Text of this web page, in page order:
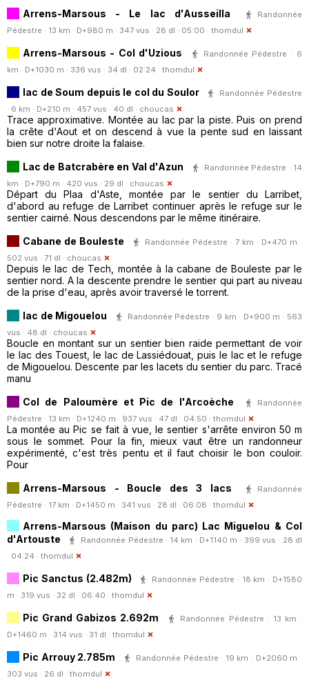
Arrens-Marsous - Le lac d'Ausseilla
Randonnée
Pédestre · 13 km · D+980 m · 347 vus · 28 dl · 05:00 · thomdul
Arrens-Marsous - Col d'Uzious
Randonnée Pédestre · 6
km · D+1030 m · 336 vus · 34 dl · 02:24 · thomdul
lac de Soum depuis le col du Soulor
Randonnée Pédestre
· 6 km · D+210 m · 457 vus · 40 dl · choucas
Trace approximative. Montée au lac par la piste. Puis on prend
la crête d'Aout et on descend à vue la pente sud en laissant
bien sur notre droite la falaise.
Lac de Batcrabère en Val d'Azun
Randonnée Pédestre · 14
km · D+790 m · 420 vus · 29 dl · choucas
Départ du Plaa d'Aste, montée par le sentier du Larribet,
d'abord au refuge de Larribet continuer après le refuge sur le
sentier cairné. Nous descendons par le même itinéraire.
Cabane de Bouleste
Randonnée Pédestre · 7 km · D+470 m ·
502 vus · 71 dl · choucas
Depuis le lac de Tech, montée à la cabane de Bouleste par le
sentier nord. A la descente prendre le sentier qui part au niveau
de la prise d'eau, après avoir traversé le torrent.
lac de Migouelou
Randonnée Pédestre · 9 km · D+900 m · 563
vus · 48 dl · choucas
Boucle en montant sur un sentier bien raide permettant de voir
le lac des Touest, le lac de Lassiédouat, puis le lac et le refuge
de Migouelou. Descente par les lacets du sentier du parc. Tracé
manu
Col de Paloumère et Pic de l'Arcoèche
Randonnée
Pédestre · 13 km · D+1240 m · 937 vus · 47 dl · 04:50 · thomdul
La montée au Pic se fait à vue, le sentier s'arrête environ 50 m
sous le sommet. Pour la fin, mieux vaut être un randonneur
expérimenté, c'est très pentu et il faut choisir le bon couloir.
Pour
Arrens-Marsous - Boucle des 3 lacs
Randonnée
Pédestre · 17 km · D+1450 m · 341 vus · 28 dl · 06:08 · thomdul
Arrens-Marsous (Maison du parc) Lac Miguelou & Col
d'Artouste
Randonnée Pédestre · 14 km · D+1140 m · 399 vus · 28 dl
· 04:24 · thomdul
Pic Sanctus (2.482m)
Randonnée Pédestre · 18 km · D+1580
m · 319 vus · 32 dl · 06:40 · thomdul
Pic Grand Gabizos 2.692m
Randonnée Pédestre · 13 km ·
D+1460 m · 314 vus · 31 dl · thomdul
Pic Arrouy 2.785m
Randonnée Pédestre · 19 km · D+2060 m ·
303 vus · 26 dl · thomdul